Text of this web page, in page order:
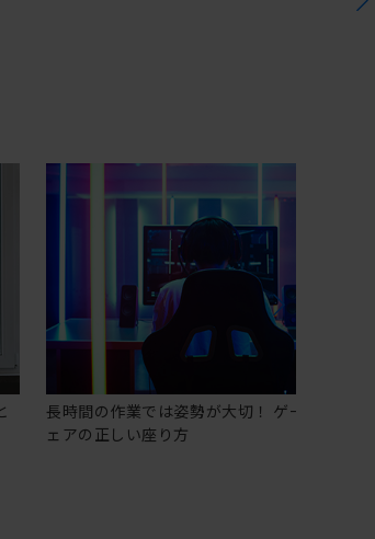
長時間の作業では姿勢が大切！ ゲーミングチ
ェアの正しい座り方